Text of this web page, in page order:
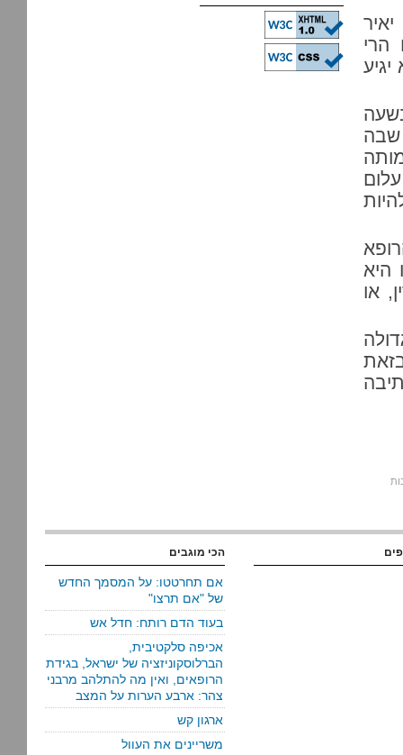
הרי
שבה
היא
או
הכי מוגבים
אם תחרטטו: על המסמך החדש
של "אם תרצו"
בעוד הדם רותח: חדל אש
אכיפה סלקטיבית,
הברלוסקוניזציה של ישראל, בגידת
הרופאים, ואין מה להתלהב מרבני
צהר: ארבע הערות על המצב
ארגון קש
משריינים את העוול